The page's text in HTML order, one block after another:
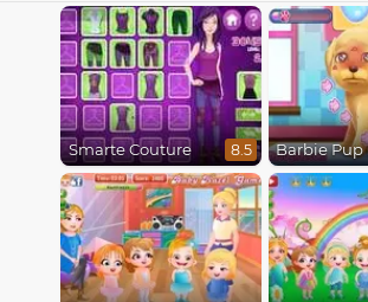
Smarte Couture 8.5